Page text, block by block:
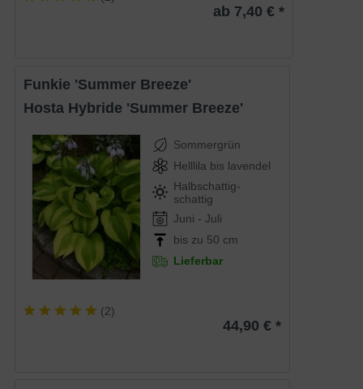
ab 7,40 € *
Funkie 'Summer Breeze'
Hosta Hybride 'Summer Breeze'
Sommergrün
Helllila bis lavendel
Halbschattig-
schattig
Juni - Juli
bis zu 50 cm
Lieferbar
(2)
44,90 € *